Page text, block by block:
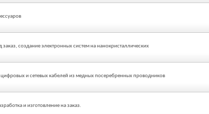
создание электронных систем на нанокристаллических
и сетевых кабелей из медных посеребренных проводников
и изготовление на заказ.